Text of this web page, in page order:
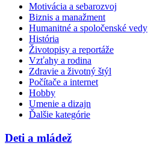
Motivácia a sebarozvoj
Biznis a manažment
Humanitné a spoločenské vedy
História
Životopisy a reportáže
Vzťahy a rodina
Zdravie a životný štýl
Počítače a internet
Hobby
Umenie a dizajn
Ďalšie kategórie
Deti a mládež